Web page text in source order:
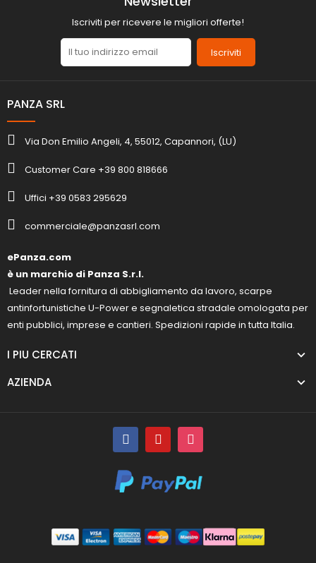
Iscriviti per ricevere le migliori offerte!
Iscriviti
PANZA SRL
Via Don Emilio Angeli, 4, 55012, Capannori, (LU)
Customer Care +39 800 818666
Uffici +39 0583 295629
commerciale@panzasrl.com
ePanza.com
è un marchio di Panza S.r.l.
Leader nella fornitura di abbigliamento da lavoro, scarpe
antinfortunistiche U-Power e segnaletica stradale omologata per
enti pubblici, imprese e cantieri. Spedizioni rapide in tutta Italia.
I PIU CERCATI
AZIENDA